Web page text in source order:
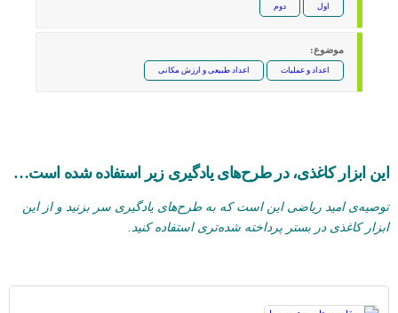
اول دوم
موضوع:
اعداد و عملیات اعداد طبیعی و ارزش مکانی
این ابزار کاغذی، در طرح‌های یادگیری زیر استفاده شده است…
توصیه‌ی امید ریاضی این است که به طرح‌های یادگیری سر بزنید و از این
ابزار کاغذی در بستر پرداخته شده‌تری استفاده کنید.